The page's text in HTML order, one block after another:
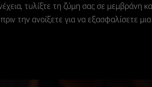
τυλίξτε τη ζύμη σας σε μεμβράνη
την ανοίξετε για να εξασφαλίσετε μια